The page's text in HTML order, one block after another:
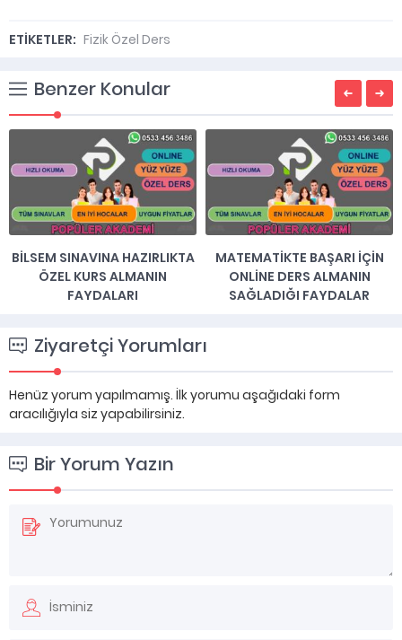
ETİKETLER: Fizik Özel Ders
Benzer Konular
MATEMATIKTE BAŞARI İÇIN
ONLINE DERS ALMANIN
SAĞLADIĞI FAYDALAR
ÖZEL KURSLAR ILE BAŞARIYA
ULAŞMANIN YOLLARI
Ziyaretçi Yorumları
Henüz yorum yapılmamış. İlk yorumu aşağıdaki form
aracılığıyla siz yapabilirsiniz.
Bir Yorum Yazın